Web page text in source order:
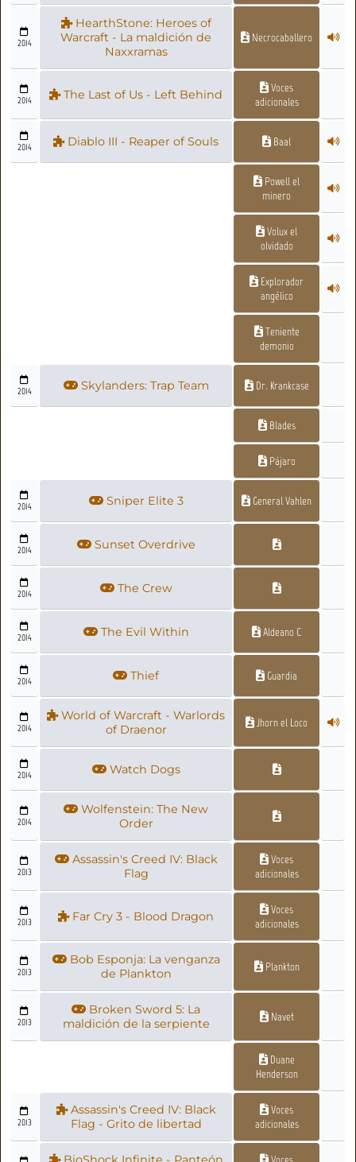
2014
HearthStone: Heroes of
Warcraft - La maldición de
Naxxramas
Necrocaballero
2014 The Last of Us - Left Behind
Voces
adicionales
2014 Diablo III - Reaper of Souls Baal
Powell el
minero
Volux el
olvidado
Explorador
angélico
Teniente
demonio
2014 Skylanders: Trap Team Dr. Krankcase
Blades
Pájaro
2014 Sniper Elite 3 General Vahlen
2014 Sunset Overdrive
2014 The Crew
2014 The Evil Within Aldeano C
2014 Thief Guardia
2014
World of Warcraft - Warlords
of Draenor
Jhorn el Loco
2014 Watch Dogs
2014
Wolfenstein: The New
Order
2013
Assassin's Creed IV: Black
Flag
Voces
adicionales
2013 Far Cry 3 - Blood Dragon
Voces
adicionales
2013
Bob Esponja: La venganza
de Plankton
Plankton
2013
Broken Sword 5: La
maldición de la serpiente
Navet
Duane
Henderson
2013
Assassin's Creed IV: Black
Flag - Grito de libertad
Voces
adicionales